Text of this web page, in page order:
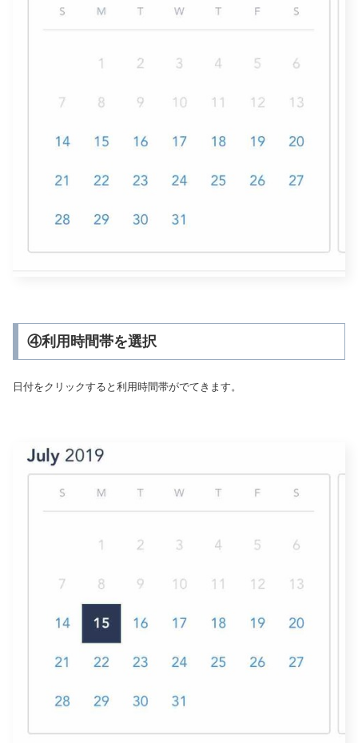
④利用時間帯を選択
日付をクリックすると利用時間帯がでてきます。